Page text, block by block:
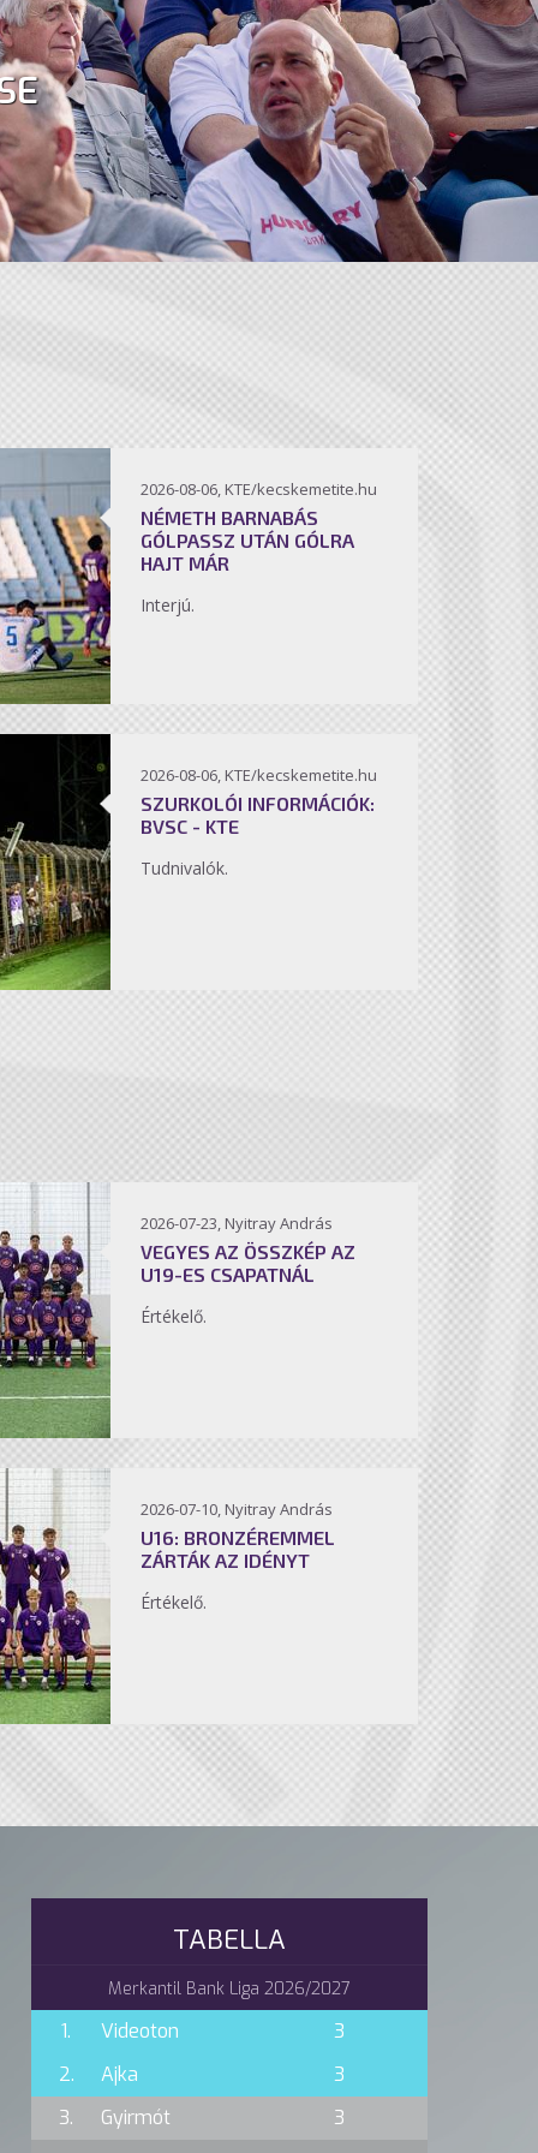
2026-08-06, KTE/kecskemetite.hu
NÉMETH BARNABÁS
GÓLPASSZ UTÁN GÓLRA
HAJT MÁR
Interjú.
2026-08-06, KTE/kecskemetite.hu
SZURKOLÓI INFORMÁCIÓK:
BVSC - KTE
Tudnivalók.
2026-07-23, Nyitray András
VEGYES AZ ÖSSZKÉP AZ
U19-ES CSAPATNÁL
Értékelő.
2026-07-10, Nyitray András
U16: BRONZÉREMMEL
ZÁRTÁK AZ IDÉNYT
Értékelő.
TABELLA
Merkantil Bank Liga 2026/2027
1. Videoton
3
2.
Ajka
3
3.
Gyirmót
3